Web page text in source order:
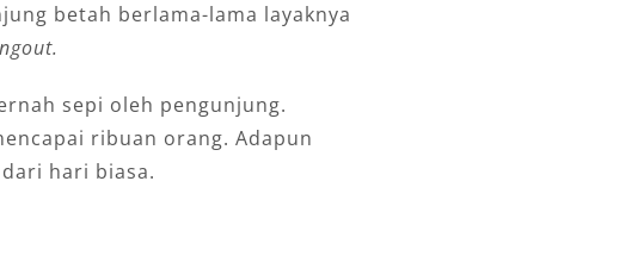
betah berlama-lama layaknya
sepi oleh pengunjung.
ribuan orang. Adapun
hari biasa.